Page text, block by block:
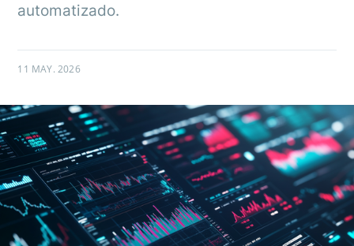
automatizado.
11 MAY. 2026